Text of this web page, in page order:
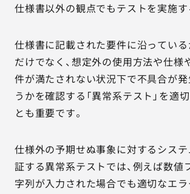
仕様書以外の観点でもテストを実施す
仕様書に記載された要件に沿ってい
だけでなく、想定外の使用方法や仕様
件が満たされない状況下で不具合が
うかを確認する「異常系テスト」を適
とも重要です。
仕様外の予期せぬ事象に対するシス
証する異常系テストでは、例えば数値
字列が入力された場合でも適切なエ